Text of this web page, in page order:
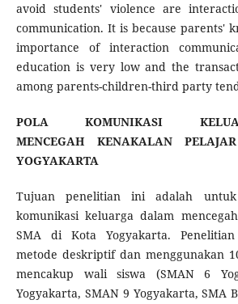
avoid students' violence are
communication. It is because parents'
importance of interaction
education is very low and the
among parents-children-third party
POLA KOMUNIKASI
MENCEGAH KENAKALAN
YOGYAKARTA
Tujuan penelitian ini adalah
komunikasi keluarga dalam
SMA di Kota Yogyakarta.
metode deskriptif dan menggunakan
mencakup wali siswa (SMAN 6
Yogyakarta, SMAN 9 Yogyakarta, SMA